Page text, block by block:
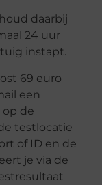
daarbij
24 uur
instapt.
69 euro
een
op de
testlocatie
of ID en de
je via de